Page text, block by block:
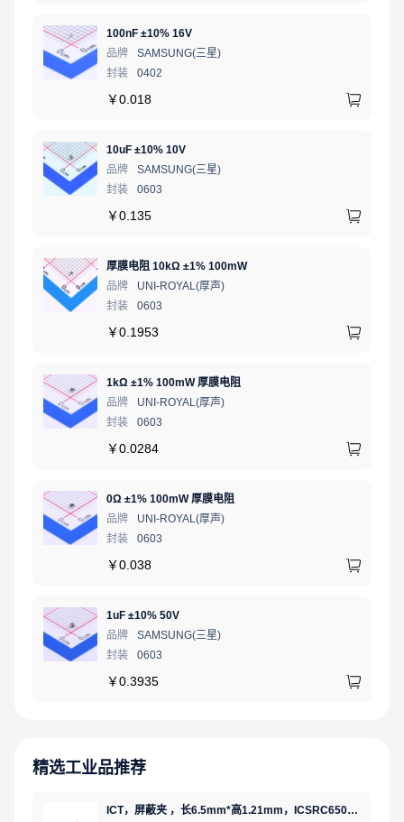
100nF ±10% 16V
品牌
SAMSUNG(三星)
封装
0402
￥0.018
10uF ±10% 10V
品牌
SAMSUNG(三星)
封装
0603
￥0.135
厚膜电阻 10kΩ ±1% 100mW
品牌
UNI-ROYAL(厚声)
封装
0603
￥0.1953
1kΩ ±1% 100mW 厚膜电阻
品牌
UNI-ROYAL(厚声)
封装
0603
￥0.0284
0Ω ±1% 100mW 厚膜电阻
品牌
UNI-ROYAL(厚声)
封装
0603
￥0.038
1uF ±10% 50V
品牌
SAMSUNG(三星)
封装
0603
￥0.3935
精选工业品推荐
ICT，屏蔽夹 ，长6.5mm*高1.21mm，ICSRC6508SFR